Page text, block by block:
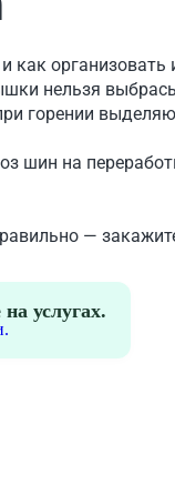
как организовать
нельзя
горении
шин на
—
услугах.